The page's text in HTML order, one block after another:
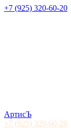
+7 (925) 320-60-20
АртисЪ
+7 (925) 320-60-20